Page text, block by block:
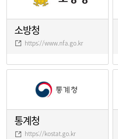
소방청
https://www.nfa.go.kr
통계청
https://kostat.go.kr